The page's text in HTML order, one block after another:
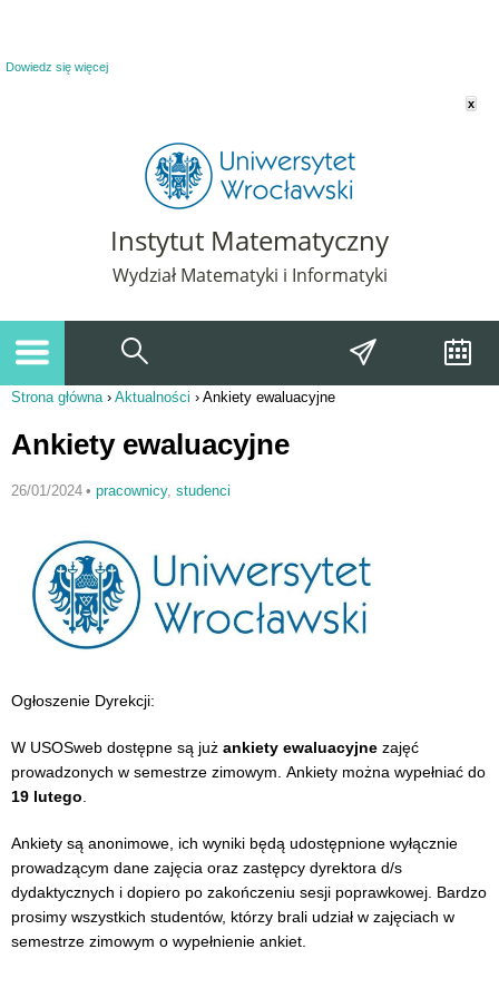
Dowiedz się więcej
x
Instytut Matematyczny
Wydział Matematyki i Informatyki
Strona główna› Aktualności › Ankiety ewaluacyjne
Ankiety ewaluacyjne
26/01/2024 • pracownicy, studenci
Ogłoszenie Dyrekcji:
W USOSweb dostępne są już ankiety ewaluacyjne zajęć
prowadzonych w semestrze zimowym. Ankiety można wypełniać do
19 lutego
Ankiety są anonimowe, ich wyniki będą udostępnione wyłącznie
prowadzącym dane zajęcia oraz zastępcy dyrektora d/s
dydaktycznych i dopiero po zakończeniu sesji poprawkowej. Bardzo
prosimy wszystkich studentów, którzy brali udział w zajęciach w
semestrze zimowym o wypełnienie ankiet.